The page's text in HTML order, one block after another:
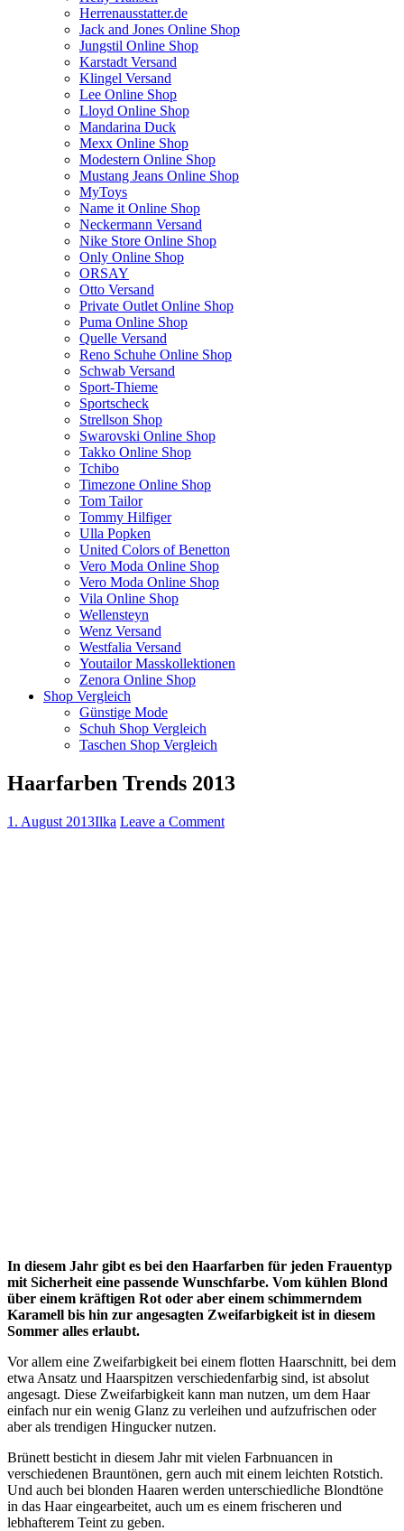
Herrenausstatter.de
Jack and Jones Online Shop
Jungstil Online Shop
Karstadt Versand
Klingel Versand
Lee Online Shop
Lloyd Online Shop
Mandarina Duck
Mexx Online Shop
Modestern Online Shop
Mustang Jeans Online Shop
MyToys
Name it Online Shop
Neckermann Versand
Nike Store Online Shop
Only Online Shop
ORSAY
Otto Versand
Private Outlet Online Shop
Puma Online Shop
Quelle Versand
Reno Schuhe Online Shop
Schwab Versand
Sport-Thieme
Sportscheck
Strellson Shop
Swarovski Online Shop
Takko Online Shop
Tchibo
Timezone Online Shop
Tom Tailor
Tommy Hilfiger
Ulla Popken
United Colors of Benetton
Vero Moda Online Shop
Vero Moda Online Shop
Vila Online Shop
Wellensteyn
Wenz Versand
Westfalia Versand
Youtailor Masskollektionen
Zenora Online Shop
Shop Vergleich
Günstige Mode
Schuh Shop Vergleich
Taschen Shop Vergleich
Haarfarben Trends 2013
1. August 2013Ilka Leave a Comment
In diesem Jahr gibt es bei den Haarfarben für jeden Frauentyp
mit Sicherheit eine passende Wunschfarbe. Vom kühlen Blond
über einem kräftigen Rot oder aber einem schimmerndem
Karamell bis hin zur angesagten Zweifarbigkeit ist in diesem
Sommer alles erlaubt.
Vor allem eine Zweifarbigkeit bei einem flotten Haarschnitt, bei dem
etwa Ansatz und Haarspitzen verschiedenfarbig sind, ist absolut
angesagt. Diese Zweifarbigkeit kann man nutzen, um dem Haar
einfach nur ein wenig Glanz zu verleihen und aufzufrischen oder
aber als trendigen Hingucker nutzen.
Brünett besticht in diesem Jahr mit vielen Farbnuancen in
verschiedenen Brauntönen, gern auch mit einem leichten Rotstich.
Und auch bei blonden Haaren werden unterschiedliche Blondtöne
in das Haar eingearbeitet, auch um es einem frischeren und
lebhafterem Teint zu geben.